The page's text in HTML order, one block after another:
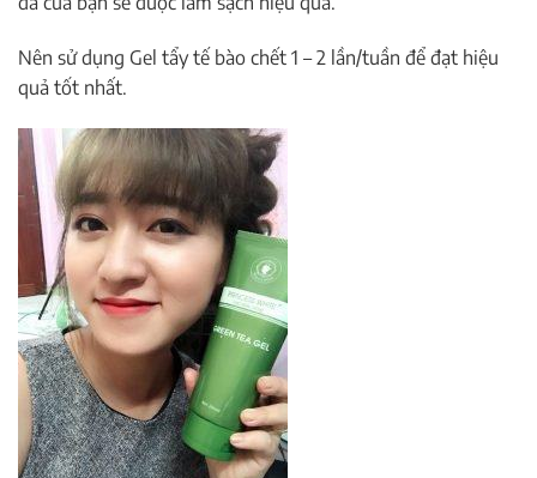
Nên sử dụng Gel tẩy tế bào chết 1 – 2 lần/tuần để đạt hiệu
quả tốt nhất.